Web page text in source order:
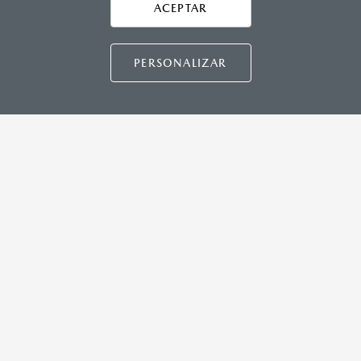
ACEPTAR
PERSONALIZAR
Preguntas frecuentes